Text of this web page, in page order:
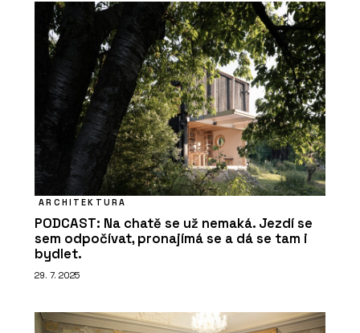
ARCHITEKTURA
PODCAST: Na chatě se už nemaká. Jezdí se
sem odpočívat, pronajímá se a dá se tam i
bydlet.
29. 7. 2025